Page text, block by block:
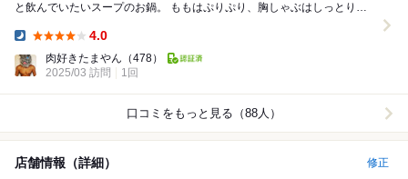
と飲んでいたいスープのお鍋。 ももはぷりぷり、胸しゃぶはしっとりと
4.0
肉好きたまやん （478）
2025/03 訪問
1回
口コミをもっと見る（88人）
店舗情報（詳細） 修正